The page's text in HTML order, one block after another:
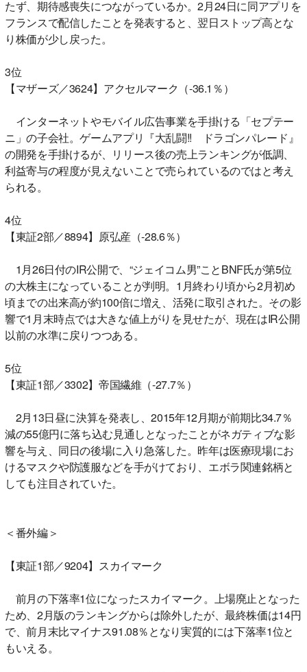
たず、期待感喪失につながっているか。2月24日に同アプリを
フランスで配信したことを発表すると、翌日ストップ高とな
り株価が少し戻った。
3位
【マザーズ／3624】アクセルマーク（-36.1％）
インターネットやモバイル広告事業を手掛ける「セプテー
ニ」の子会社。ゲームアプリ『大乱闘!! ドラゴンパレード』
の開発を手掛けるが、リリース後の売上ランキングが低調、
利益寄与の程度が見えないことで売られているのではと考え
られる。
4位
【東証2部／8894】原弘産（-28.6％）
1月26日付のIR公開で、“ジェイコム男”ことBNF氏が第5位
の大株主になっていることが判明。1月終わり頃から2月初め
頃までの出来高が約100倍に増え、活発に取引された。その影
響で1月末時点では大きな値上がりを見せたが、現在はIR公開
以前の水準に戻りつつある。
5位
【東証1部／3302】帝国繊維（-27.7％）
2月13日昼に決算を発表し、2015年12月期が前期比34.7％
減の55億円に落ち込む見通しとなったことがネガティブな影
響を与え、同日の後場に入り急落した。昨年は医療現場にお
けるマスクや防護服などを手がけており、エボラ関連銘柄と
しても注目されていた。
＜番外編＞
【東証1部／9204】スカイマーク
前月の下落率1位になったスカイマーク。上場廃止となった
ため、2月版のランキングからは除外したが、最終株価は14円
で、前月末比マイナス91.08％となり実質的には下落率1位と
もいえる。